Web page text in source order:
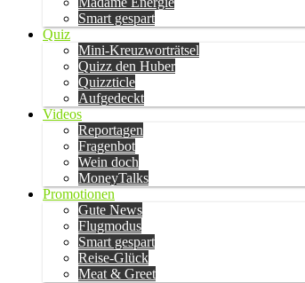
Smart gespart
Quiz
Mini-Kreuzworträtsel
Quizz den Huber
Quizzticle
Aufgedeckt
Videos
Reportagen
Fragenbot
Wein doch
MoneyTalks
Promotionen
Gute News
Flugmodus
Smart gespart
Reise-Glück
Meat & Greet